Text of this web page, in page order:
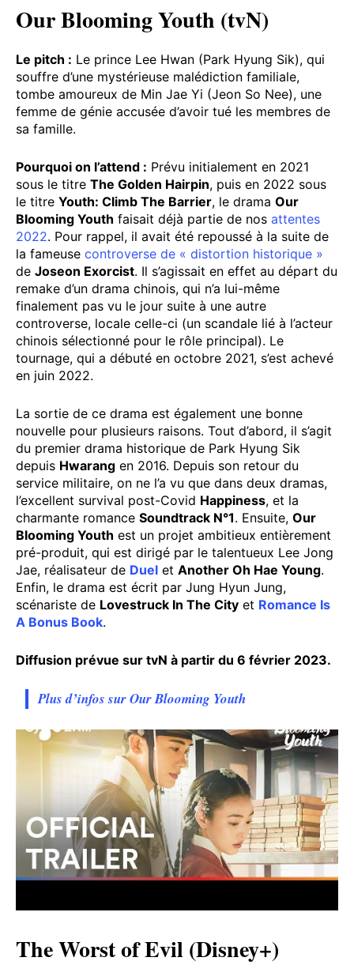
Our Blooming Youth (tvN)
Le pitch : Le prince Lee Hwan (Park Hyung Sik), qui
souffre d’une mystérieuse malédiction familiale,
tombe amoureux de Min Jae Yi (Jeon So Nee), une
femme de génie accusée d’avoir tué les membres de
sa famille.
Pourquoi on l’attend : Prévu initialement en 2021
sous le titre The Golden Hairpin, puis en 2022 sous
le titre Youth: Climb The Barrier, le drama Our
Blooming Youth faisait déjà partie de nos attentes
2022. Pour rappel, il avait été repoussé à la suite de
la fameuse controverse de « distortion historique »
de Joseon Exorcist. Il s’agissait en effet au départ du
remake d’un drama chinois, qui n’a lui-même
finalement pas vu le jour suite à une autre
controverse, locale celle-ci (un scandale lié à l’acteur
chinois sélectionné pour le rôle principal). Le
tournage, qui a débuté en octobre 2021, s’est achevé
en juin 2022.
La sortie de ce drama est également une bonne
nouvelle pour plusieurs raisons. Tout d’abord, il s’agit
du premier drama historique de Park Hyung Sik
depuis Hwarang en 2016. Depuis son retour du
service militaire, on ne l’a vu que dans deux dramas,
l’excellent survival post-Covid Happiness, et la
charmante romance Soundtrack N°1. Ensuite, Our
Blooming Youth est un projet ambitieux entièrement
pré-produit, qui est dirigé par le talentueux Lee Jong
Jae, réalisateur de Duel et Another Oh Hae Young.
Enfin, le drama est écrit par Jung Hyun Jung,
scénariste de Lovestruck In The City et Romance Is
A Bonus Book.
Diffusion prévue sur tvN à partir du 6 février 2023.
Plus d’infos sur Our Blooming Youth
The Worst of Evil (Disney+)